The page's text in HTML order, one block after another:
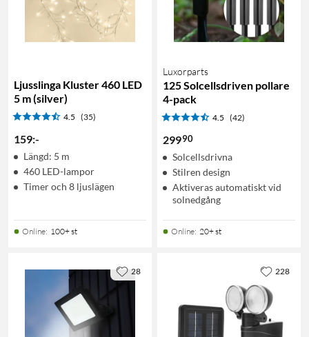
Ljusslinga Kluster 460 LED
5 m (silver)
4.5 (35)
159:-
Längd: 5 m
460 LED-lampor
Timer och 8 ljuslägen
Online: 100+ st
Luxorparts
125 Solcellsdriven pollare
4-pack
4.5 (42)
29990
Solcellsdrivna
Stilren design
Aktiveras automatiskt vid
solnedgång
Online: 20+ st
28 228